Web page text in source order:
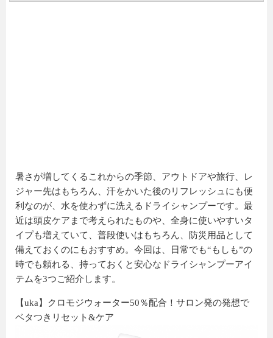
暑さが増してくるこれからの季節、アウトドアや旅行、レ
ジャー先はもちろん、汗をかいた後のリフレッシュにも便
利なのが、水を使わずに洗えるドライシャンプーです。最
近は頭皮ケアまで考えられたものや、全身に使いやすいタ
イプも増えていて、普段使いはもちろん、防災用品として
備えておくのにもおすすめ。今回は、日常でも“もしも”の
時でも頼れる、持っておくと安心なドライシャンプーアイ
テムを3つご紹介します。
【uka】クロモジウォーター50％配合！サロン発の発想で
ベタつきリセット&ケア